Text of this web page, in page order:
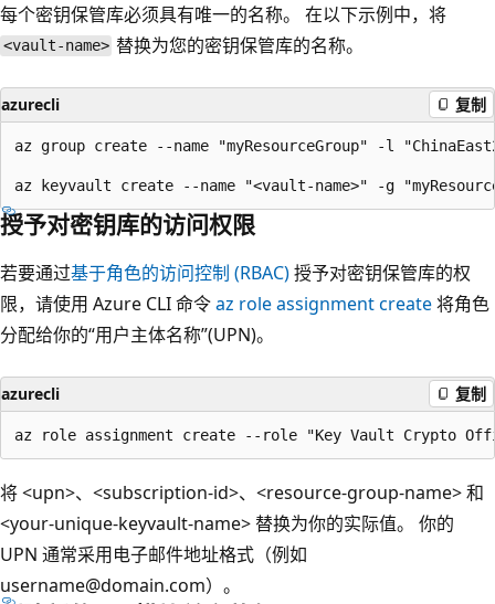
每个密钥保管库必须具有唯一的名称。 在以下示例中，将
<vault-name> 替换为您的密钥保管库的名称。
azurecli 复制
az group create --name "myResourceGroup" -l
授予对密钥库的访问权限
若要通过基于角色的访问控制 (RBAC)授予对密钥保管库的权
限，请使用 Azure CLI 命令az role assignment create将角色
分配给你的“用户主体名称”(UPN)。
azurecli 复制
将 <upn>、<subscription-id>、<resource-group-name> 和
<your-unique-keyvault-name> 替换为你的实际值。 你的
UPN 通常采用电子邮件地址格式（例如
username@domain.com）。